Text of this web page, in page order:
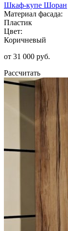
Шкаф-купе Шоран
Материал фасада:
Пластик
Цвет:
Коричневый
от 31 000 руб.
Рассчитать